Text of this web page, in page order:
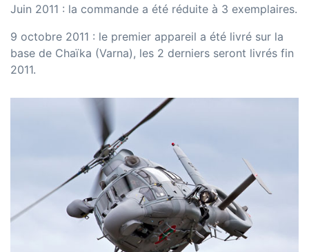
Juin 2011 : la commande a été réduite à 3 exemplaires.
9 octobre 2011 : le premier appareil a été livré sur la
base de Chaïka (Varna), les 2 derniers seront livrés fin
2011.